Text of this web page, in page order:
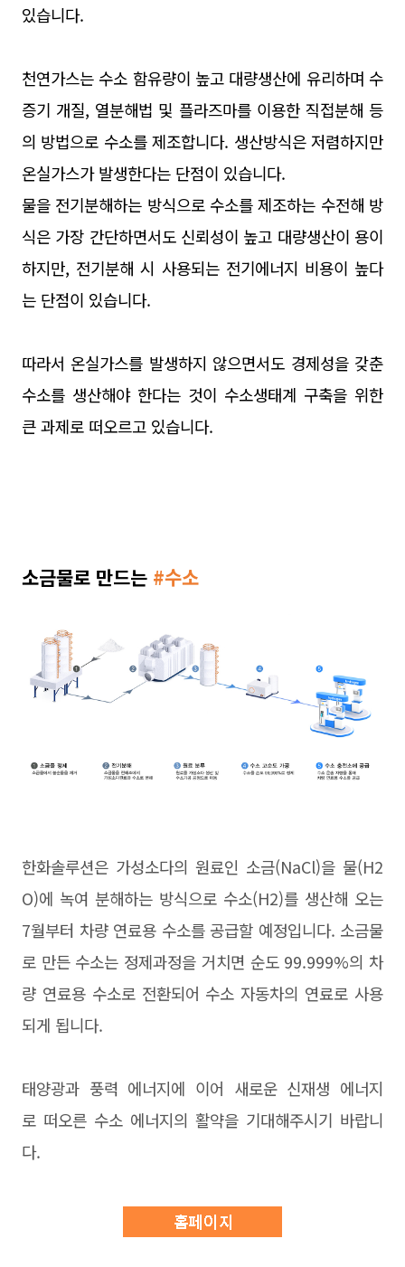
있습니다.
천연가스는 수소 함유량이 높고 대량생산에 유리하며 수
증기 개질, 열분해법 및 플라즈마를 이용한 직접분해 등
의 방법으로 수소를 제조합니다. 생산방식은 저렴하지만
온실가스가 발생한다는 단점이 있습니다.
물을 전기분해하는 방식으로 수소를 제조하는 수전해 방
식은 가장 간단하면서도 신뢰성이 높고 대량생산이 용이
하지만, 전기분해 시 사용되는 전기에너지 비용이 높다
는 단점이 있습니다.
따라서 온실가스를 발생하지 않으면서도 경제성을 갖춘
수소를 생산해야 한다는 것이 수소생태계 구축을 위한
큰 과제로 떠오르고 있습니다.
소금물로 만드는 #수소
한화솔루션은 가성소다의 원료인 소금(NaCl)을 물(H2
O)에 녹여 분해하는 방식으로 수소(H2)를 생산해 오는
7월부터 차량 연료용 수소를 공급할 예정입니다. 소금물
로 만든 수소는 정제과정을 거치면 순도 99.999%의 차
량 연료용 수소로 전환되어 수소 자동차의 연료로 사용
되게 됩니다.
태양광과 풍력 에너지에 이어 새로운 신재생 에너지
로 떠오른 수소 에너지의 활약을 기대해주시기 바랍니
다.